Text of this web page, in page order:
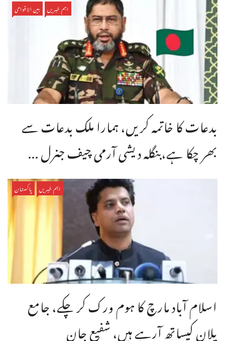
اہم خبریں بین الاقوامی
بدعات کا خاتمہ کریں، ہمارا ملک بدعات سے
بھر چکا ہے،بنگله دیشی آرمی چیف جنرل ...
اہم خبریں پاکستان
اسلام آباد مارچ کا ہوم ورک کر چکے، جامع
پلان کیساتھ آرہے ہیں، شفیع جان